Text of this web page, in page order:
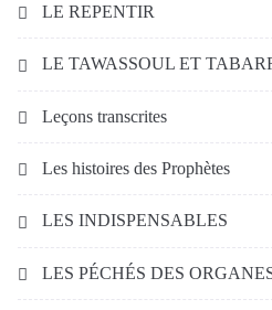
LE REPENTIR
LE TAWASSOUL ET
Leçons transcrites
Les histoires des Prophètes
LES INDISPENSABLES
LES PÉCHÉS DES